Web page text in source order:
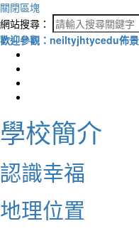
關閉區塊
網站搜尋：
歡迎參觀：neiltyjhtycedu佈
學校簡介
認識幸福
地理位置